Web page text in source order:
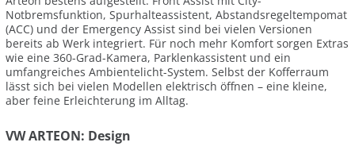
Notbremsfunktion, Spurhalteassistent, Abstandsregeltempomat
(ACC) und der Emergency Assist sind bei vielen Versionen
bereits ab Werk integriert. Für noch mehr Komfort sorgen Extras
wie eine 360-Grad-Kamera, Parklenkassistent und ein
umfangreiches Ambientelicht-System. Selbst der Kofferraum
lässt sich bei vielen Modellen elektrisch öffnen – eine kleine,
aber feine Erleichterung im Alltag.
VW ARTEON: Design